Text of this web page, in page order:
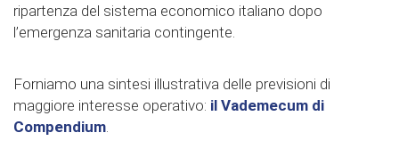
ripartenza del sistema economico italiano dopo
l’emergenza sanitaria contingente.
Forniamo una sintesi illustrativa delle previsioni di
maggiore interesse operativo: il Vademecum di
Compendium.